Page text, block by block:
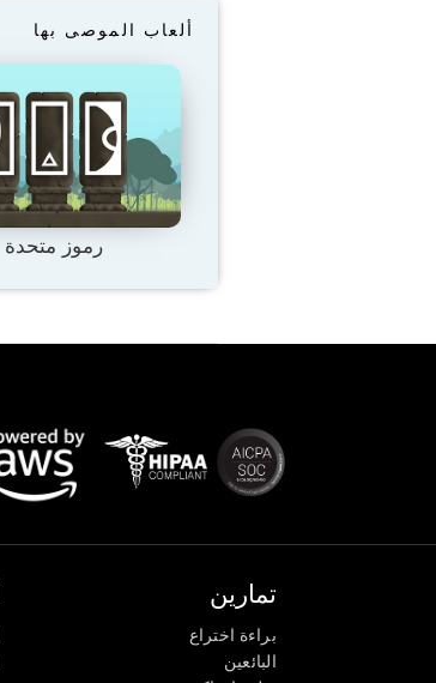
ألعاب الموصى بها
رموز متحدة
تمارين
براءة اختراع
البائعين